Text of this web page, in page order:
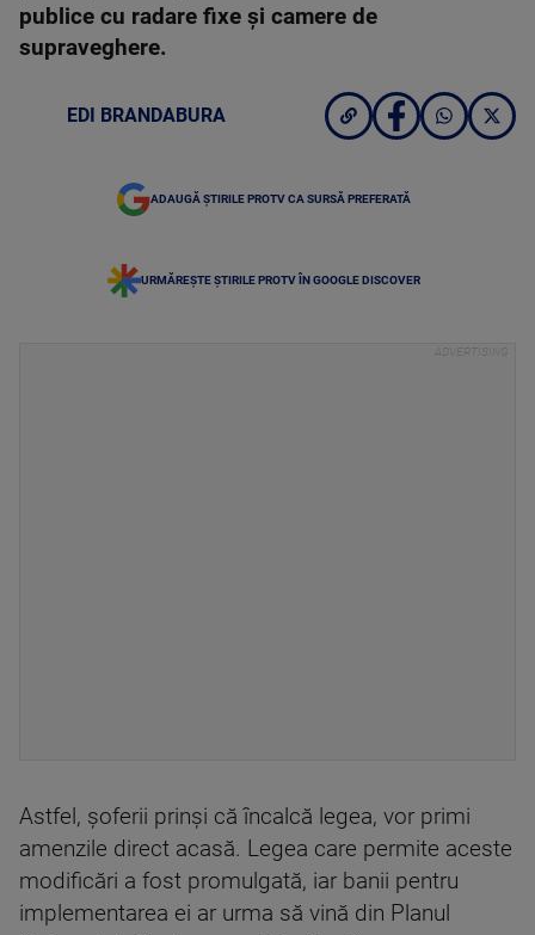
publice cu radare fixe și camere de
supraveghere.
EDI BRANDABURA
ADAUGĂ ȘTIRILE PROTV CA SURSĂ PREFERATĂ
URMĂREȘTE ȘTIRILE PROTV ÎN GOOGLE DISCOVER
Astfel, șoferii prinși că încalcă legea, vor primi
amenzile direct acasă. Legea care permite aceste
modificări a fost promulgată, iar banii pentru
implementarea ei ar urma să vină din Planul